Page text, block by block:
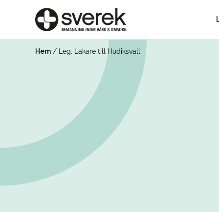
Hem / Leg. Läkare till Hudiksvall